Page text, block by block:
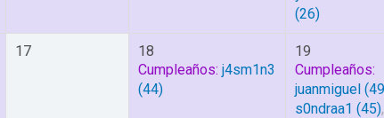
(26)
17
18
Cumpleaños: j4sm1n3
(44)
19
Cumpleaños:
juanmiguel
s0ndraa1 (45),